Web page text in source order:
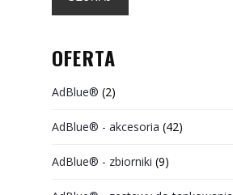
OFERTA
AdBlue® (2)
AdBlue® - akcesoria (42)
AdBlue® - zbiorniki (9)